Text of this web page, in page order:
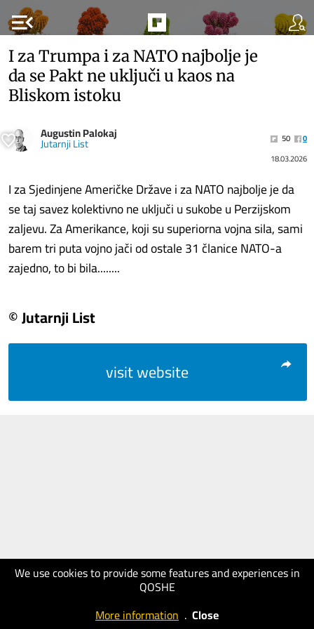
menu_open
We use cookies to provide some features and experiences in
QOSHE
More information . Close
I za Trumpa i za NATO najbolje je
da se Pakt ne uključi u kaos na
Bliskom istoku
Augustin Palokaj
Jutarnji List 50
0
18.03.2026
I za Sjedinjene Američke Države i za NATO najbolje je da
se taj savez kolektivno ne uključi u sukobe u Perzijskom
zaljevu. Za Amerikance, koji su superiorna vojna sila, sami
barem tri puta vojno jači od ostale 31 članice NATO-a
zajedno, to bi bila........
© Jutarnji List
visit website